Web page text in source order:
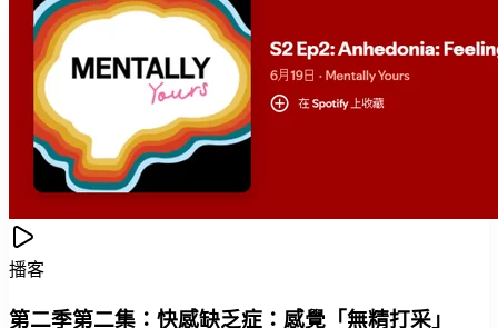
播客
第二季第二集：快感缺乏症：感覺「無精打采」